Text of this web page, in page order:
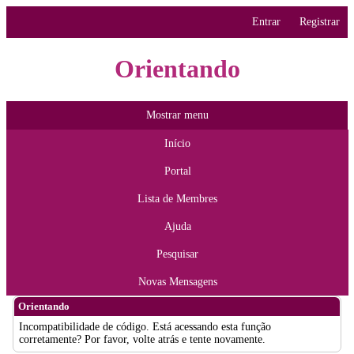
Entrar Registrar
Orientando
Mostrar menu
Início
Portal
Lista de Membres
Ajuda
Pesquisar
Novas Mensagens
Orientando
Incompatibilidade de código. Está acessando esta função
corretamente? Por favor, volte atrás e tente novamente.